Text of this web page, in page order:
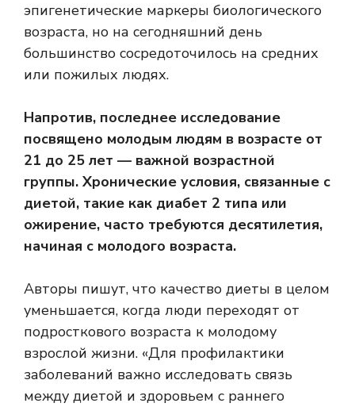
эпигенетические маркеры биологического
возраста, но на сегодняшний день
большинство сосредоточилось на средних
или пожилых людях.
Напротив, последнее исследование
посвящено молодым людям в возрасте от
21 до 25 лет — важной возрастной
группы. Хронические условия, связанные с
диетой, такие как диабет 2 типа или
ожирение, часто требуются десятилетия,
начиная с молодого возраста.
Авторы пишут, что качество диеты в целом
уменьшается, когда люди переходят от
подросткового возраста к молодому
взрослой жизни. «Для профилактики
заболеваний важно исследовать связь
между диетой и здоровьем с раннего